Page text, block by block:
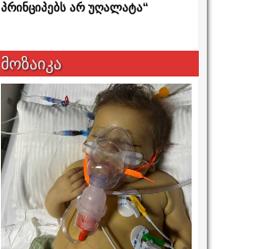
პრინციპებს არ უღალატა“
მოზაიკა